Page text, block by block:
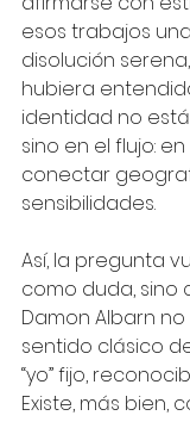
esos trabajos
disolución
hubiera
identidad no
sino en el flujo:
conectar
sensibilidades.
Así, la pregunta
como duda, sino
Damon Albarn
sentido clásico
“yo” fijo,
Existe, más bien,